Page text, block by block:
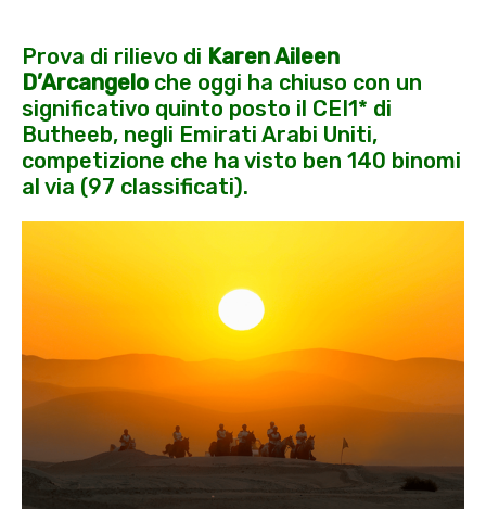
Prova di rilievo di Karen Aileen
D’Arcangelo che oggi ha chiuso con un
significativo quinto posto il CEI1* di
Butheeb, negli Emirati Arabi Uniti,
competizione che ha visto ben 140 binomi
al via (97 classificati).